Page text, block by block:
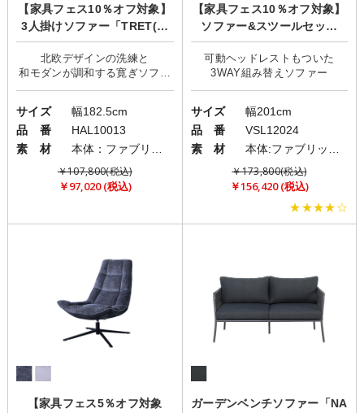
【家具フェス10％オフ対象】
3人掛けソファー「TRET(ト
レット)」
北欧デザインの洗練と
和モダンが調和する寛ぎソファ
ー
サイズ
幅182.5cm
品 番
HAL10013
素 材
￥107,800(税込)
￥97,020 (税込)
【家具フェス10％オフ対象】
ソファー&スツールセット
「Moln(モルン)」/組み替え機
能
可動ヘッドレストもついた
サイズ
幅201cm
品 番
VSL12024
素 材
￥173,800(税込)
￥156,420 (税込)
★★★★☆
【家具フェス5％オフ対象
ガーデンベンチソファー「NA